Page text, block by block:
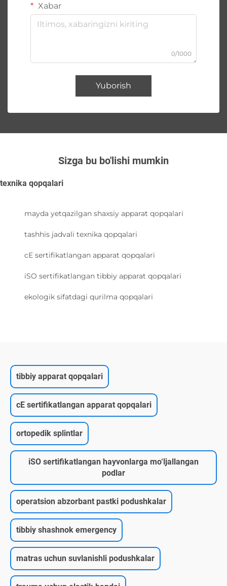
Xabar
0/1000
Yuborish
Sizga bu bo'lishi mumkin
texnika qopqalari
mayda yetqazilgan shaxsiy apparat qopqalari
tashhis jadvali texnika qopqalari
cE sertifikatlangan apparat qopqalari
iSO sertifikatlangan tibbiy apparat qopqalari
ekologik sifatdagi qurilma qopqalari
tibbiy apparat qopqalari
cE sertifikatlangan apparat qopqalari
ortopedik splintlar
iSO sertifikatlangan hayvonlarga mo‘ljallangan
podlar
operatsion abzorbant pastki podushkalar
tibbiy shashnok emergency
matras uchun suvlanishli podushkalar